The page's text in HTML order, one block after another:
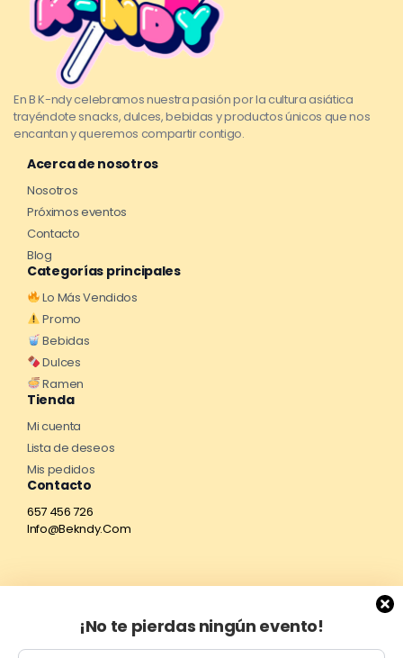
En B K-ndy celebramos nuestra pasión por la cultura asiática
trayéndote snacks, dulces, bebidas y productos únicos que nos
encantan y queremos compartir contigo.
Acerca de nosotros
Nosotros
Próximos eventos
Contacto
Blog
Categorías principales
Lo Más Vendidos
Promo
Bebidas
Dulces
Ramen
Tienda
Mi cuenta
Lista de deseos
Mis pedidos
Contacto
657 456 726
Info@Bekndy.Com
¡No te pierdas ningún evento!